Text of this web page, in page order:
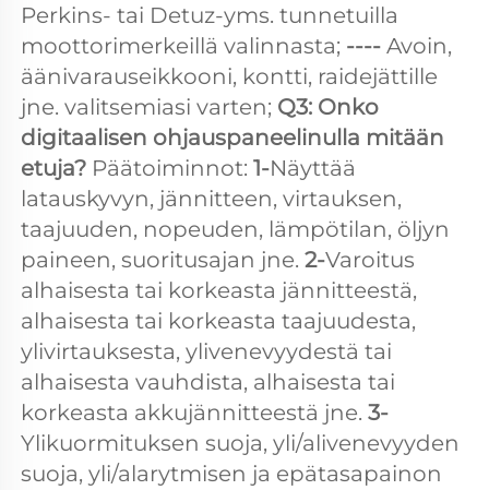
Perkins- tai Detuz-yms. tunnetuilla
moottorimerkeillä valinnasta; ---- Avoin,
äänivarauseikkooni, kontti, raidejättille
jne. valitsemiasi varten; Q3: Onko
digitaalisen ohjauspaneelinulla mitään
etuja? Päätoiminnot: 1-Näyttää
latauskyvyn, jännitteen, virtauksen,
taajuuden, nopeuden, lämpötilan, öljyn
paineen, suoritusajan jne. 2-Varoitus
alhaisesta tai korkeasta jännitteestä,
alhaisesta tai korkeasta taajuudesta,
ylivirtauksesta, ylivenevyydestä tai
alhaisesta vauhdista, alhaisesta tai
korkeasta akkujännitteestä jne.
Ylikuormituksen suoja, yli/alivenevyyden
suoja, yli/alarytmisen ja epätasapainon